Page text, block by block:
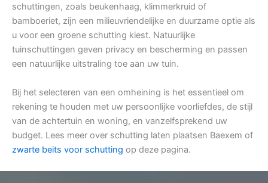
schuttingen, zoals beukenhaag, klimmerkruid of
bamboeriet, zijn een milieuvriendelijke en duurzame optie als
u voor een groene schutting kiest. Natuurlijke
tuinschuttingen geven privacy en bescherming en passen
een natuurlijke uitstraling toe aan uw tuin.
Bij het selecteren van een omheining is het essentieel om
rekening te houden met uw persoonlijke voorliefdes, de stijl
van de achtertuin en woning, en vanzelfsprekend uw
budget. Lees meer over schutting laten plaatsen Baexem of
zwarte beits voor schutting op deze pagina.